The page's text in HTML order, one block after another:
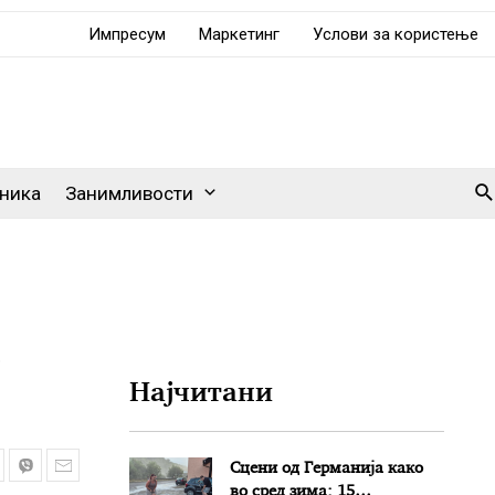
Импресум Маркетинг Услови за користење
Занимливости
Најчитани
Сцени од Германија како
во сред зима: 15